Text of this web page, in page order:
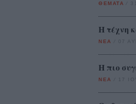
ΘΕΜΑΤΑ
H τέχνη
ΝΕΑ 07
H πιο
ΝΕΑ 17